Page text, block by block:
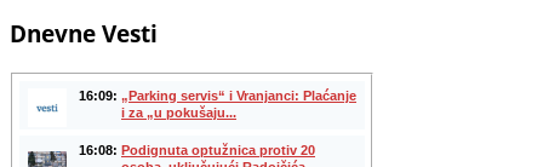
Dnevne Vesti